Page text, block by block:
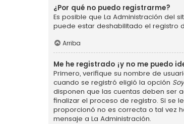
¿Por qué no puedo registrarme?
Es posible que La Administración del
puede estar deshabilitado el registro
Arriba
Me he registrado ¡y no me puedo
Primero, verifique su nombre de
cuando se registró eligió la opción
disponen que las cuentas deben ser
finalizar el proceso de registro. Si se
proporcionó no es correcta o tal vez
mensaje a La Administración.